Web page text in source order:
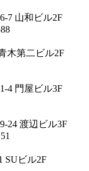
7 山和ビル2F
木第二ビル2F
4 門屋ビル3F
24 渡辺ビル3F
SUビル2F